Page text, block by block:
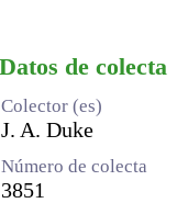
Datos de colecta
Colector (es)
J. A. Duke
Número de colecta
3851